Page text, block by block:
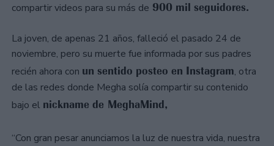
compartir videos para su más de 900 mil seguidores.
La joven, de apenas 21 años, falleció el pasado 24 de
noviembre, pero su muerte fue informada por sus padres
recién ahora con un sentido posteo en Instagram, otra
de las redes donde Megha solía compartir su contenido
bajo el nickname de MeghaMind,
“Con gran pesar anunciamos la luz de nuestra vida, nuestra